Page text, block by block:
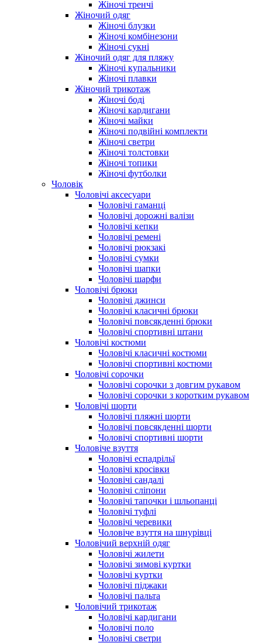
Жіночі тренчі
Жіночий одяг
Жіночі блузки
Жіночі комбінезони
Жіночі сукні
Жіночий одяг для пляжу
Жіночі купальники
Жіночі плавки
Жіночий трикотаж
Жіночі боді
Жіночі кардигани
Жіночі майки
Жіночі подвійні комплекти
Жіночі светри
Жіночі толстовки
Жіночі топики
Жіночі футболки
Чоловік
Чоловічі аксесуари
Чоловічі гаманці
Чоловічі дорожні валізи
Чоловічі кепки
Чоловічі ремені
Чоловічі рюкзакі
Чоловічі сумки
Чоловічі шапки
Чоловічі шарфи
Чоловічі брюки
Чоловічі джинси
Чоловічі класичні брюки
Чоловічі повсякденні брюки
Чоловічі спортивні штани
Чоловічі костюми
Чоловічі класичні костюми
Чоловічі спортивні костюми
Чоловічі сорочки
Чоловічі сорочки з довгим рукавом
Чоловічі сорочки з коротким рукавом
Чоловічі шорти
Чоловічі пляжні шорти
Чоловічі повсякденні шорти
Чоловічі спортивні шорти
Чоловіче взуття
Чоловічі еспадрільї
Чоловічі кросівки
Чоловічі сандалі
Чоловічі сліпони
Чоловічі тапочки і шльопанці
Чоловічі туфлі
Чоловічі черевики
Чоловіче взуття на шнурівці
Чоловічий верхній одяг
Чоловічі жилети
Чоловічі зимові куртки
Чоловічі куртки
Чоловічі піджаки
Чоловічі пальта
Чоловічий трикотаж
Чоловічі кардигани
Чоловічі поло
Чоловічі светри